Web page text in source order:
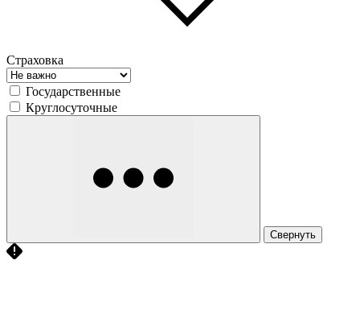
Страховка
Государственные
Круглосуточные
Свернуть